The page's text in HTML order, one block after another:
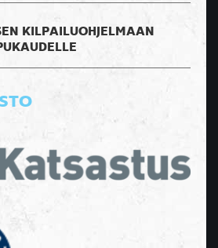
KILPAILUOHJELMAAN